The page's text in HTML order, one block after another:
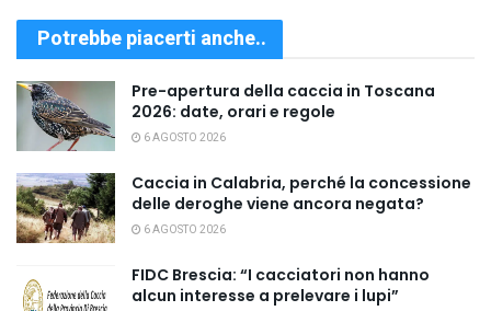
Potrebbe piacerti anche..
Pre-apertura della caccia in Toscana
2026: date, orari e regole
6 AGOSTO 2026
Caccia in Calabria, perché la concessione
delle deroghe viene ancora negata?
6 AGOSTO 2026
FIDC Brescia: “I cacciatori non hanno
alcun interesse a prelevare i lupi”